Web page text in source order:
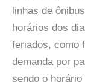
linhas de
horários dos
feriados, como
demanda por
sendo o